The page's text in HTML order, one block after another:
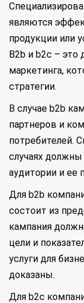
являются
продукции или
B2b и b2c – это
маркетинга,
стратегии.
В случае b2b
партнеров и
потребителей.
случаях
аудитории и ее
Для b2b
состоит из
кампания
цели и
услуги для
доказаны.
Для b2c